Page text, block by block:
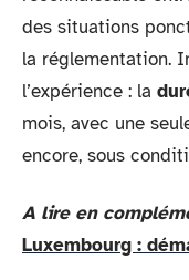
des situations
la réglementation.
l’expérience : la
mois, avec une
encore, sous
A lire en
Luxembourg :